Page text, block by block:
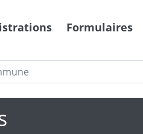
Formulaires